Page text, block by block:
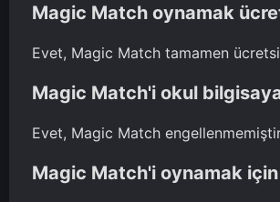
Magic Match oynamak
Evet, Magic Match tamamen
Magic Match'i okul
Evet, Magic Match
Magic Match'i oynamak